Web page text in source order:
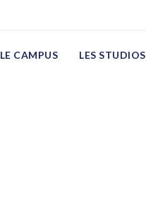
LE CAMPUS LES STUDIOS